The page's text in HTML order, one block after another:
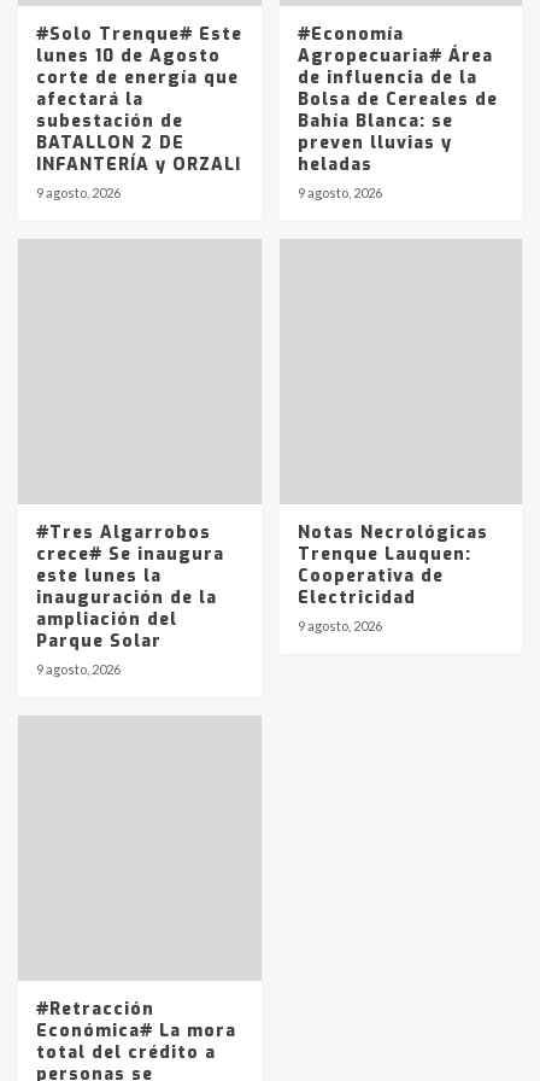
2
14 allanamientos con Gendarmería
en T.Lauquen, Pehuajó y Carlos
Casares
Identidad de los adolescentes
pampeanos que fueron
protagonistas del fatal accidente
#Solo Trenque# Este
lunes 10 de Agosto
corte de energía que
afectará la
subestación de
BATALLON 2 DE
INFANTERÍA y ORZALI
9 agosto, 2026
#Economía
Agropecuaria# Área
de influencia de la
Bolsa de Cereales de
Bahía Blanca: se
preven lluvias y
heladas
9 agosto, 2026
#Tres Algarrobos
crece# Se inaugura
este lunes la
inauguración de la
ampliación del
Parque Solar
9 agosto, 2026
Notas Necrológicas
Trenque Lauquen:
Cooperativa de
Electricidad
9 agosto, 2026
#Retracción
Económica# La mora
total del crédito a
personas se